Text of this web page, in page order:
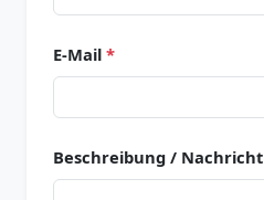
E-Mail *
Beschreibung / Nachricht